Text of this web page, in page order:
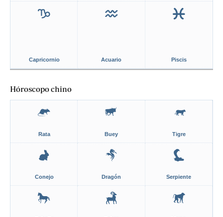
Capricornio Acuario Piscis
Hóroscopo chino
Rata Buey Tigre
Conejo Dragón Serpiente